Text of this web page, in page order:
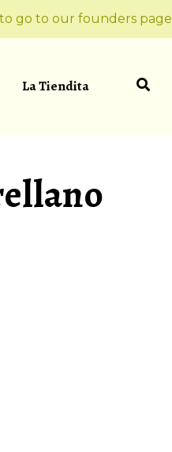
go to our founders page
La Tiendita